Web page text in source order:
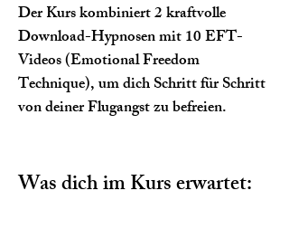
Der Kurs kombiniert 2 kraftvolle
Download-Hypnosen mit 10 EFT-
Videos (Emotional Freedom
Technique), um dich Schritt für Schritt
von deiner Flugangst zu befreien.
Was dich im Kurs erwartet: